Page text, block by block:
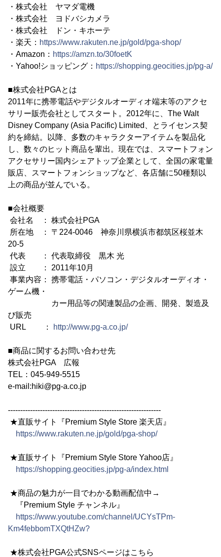
・株式会社 ヤマダ電機
・株式会社 ヨドバシカメラ
・株式会社 ドン・キホーテ
・楽天： https://www.rakuten.ne.jp/gold/pga-shop/
・Amazon： https://amzn.to/30foetK
・Yahoo!ショッピング： https://shopping.geocities.jp/pg-a/
■株式会社PGAとは
2011年に携帯電話やデジタルオーディオ端末等のアクセ
サリー販売会社としてスタート。2012年に、The Walt
Disney Company (Asia Pacific) Limited、とライセンス契
約を締結。以降、多数のキャラクターアイテムを製品化
し、数々のヒット商品を輩出。現在では、スマートフォン
アクセサリー国内シェアトップ企業として、全国の家電量
販店、スマートフォンショップなど、各店舗に50種類以
上の商品が並んでいる。
■会社概要
会社名 ： 株式会社PGA
所在地 ： 〒224-0046 神奈川県横浜市都筑区桜並木
20-5
代表 ： 代表取締役 黒木 光
設立 ： 2011年10月
事業内容： 携帯電話・パソコン・デジタルオーディオ・
ゲーム機・
カー用品等の関連製品の企画、開発、製造及
び販売
URL ：
http://www.pg-a.co.jp/
■商品に関するお問い合わせ先
株式会社PGA 広報
TEL：045-949-5515
e-mail:hiki@pg-a.co.jp
--------------------------------------------------------------
★直販サイト『Premium Style Store 楽天店』
https://www.rakuten.ne.jp/gold/pga-shop/
★直販サイト『Premium Style Store Yahoo店』
https://shopping.geocities.jp/pg-a/index.html
★商品の魅力が一目でわかる動画配信中→
『Premium Style チャンネル』
https://www.youtube.com/channel/UCYsTPm-
Km4febbomTXQtHZw?
★株式会社PGA公式SNSページはこちら